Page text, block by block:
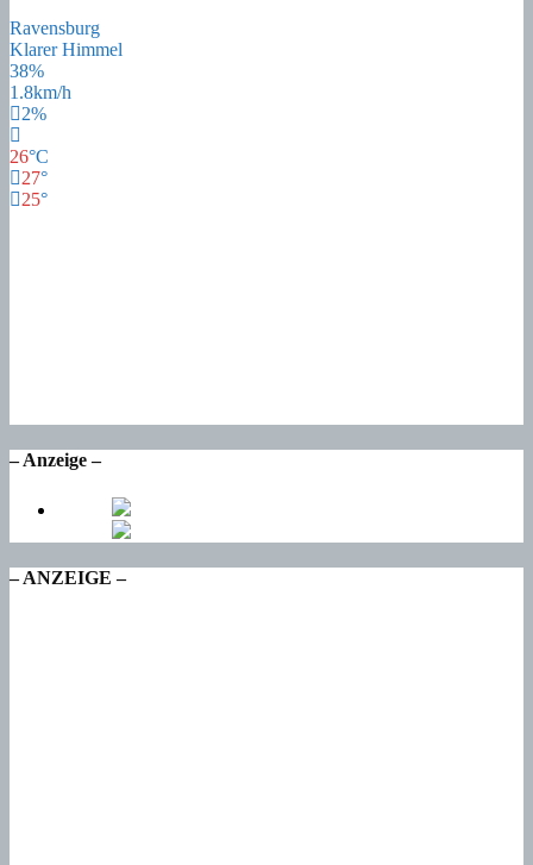
Ravensburg
Klarer Himmel
38%
1.8km/h
2%
26°C
27°
25°
– Anzeige –
– ANZEIGE –